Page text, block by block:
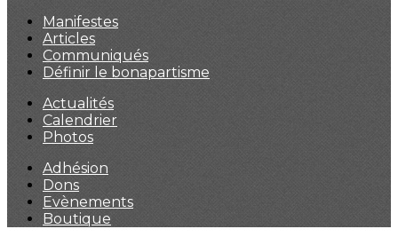
Manifestes
Articles
Communiqués
Définir le bonapartisme
Actualités
Calendrier
Photos
Adhésion
Dons
Evènements
Boutique